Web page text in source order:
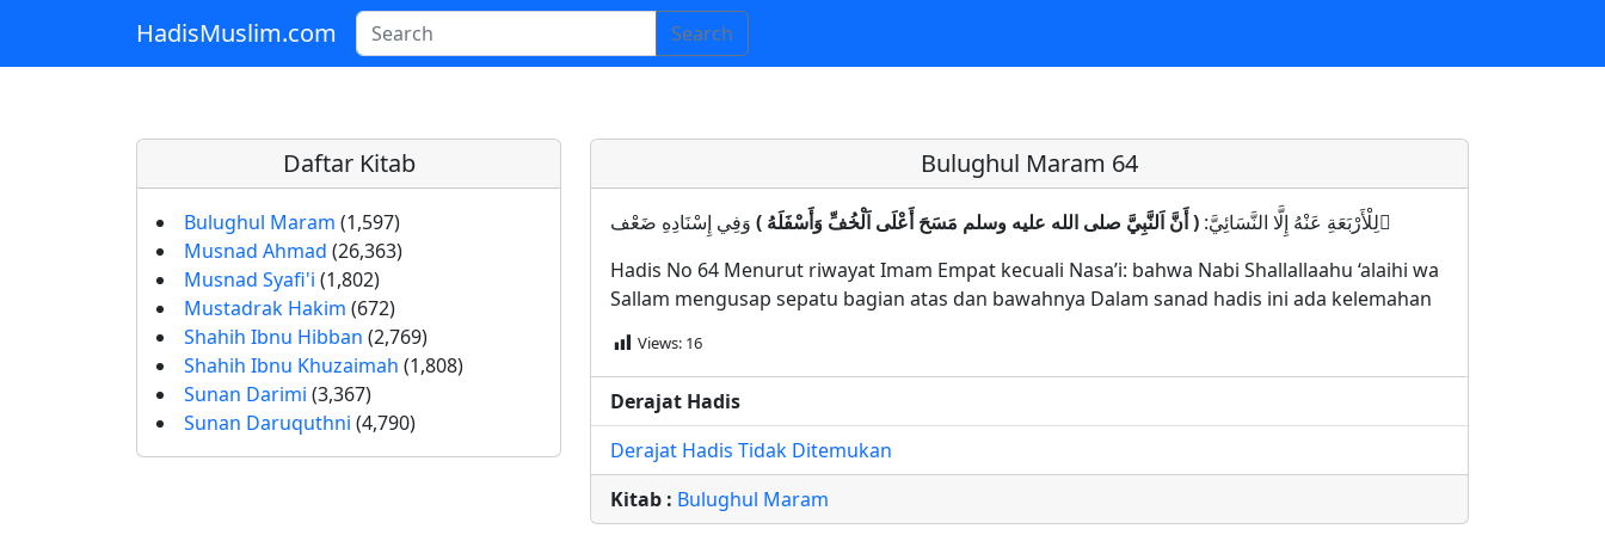
Skip to main contentHadisMuslim.com Search
Bulughul Maram 64
لِلْأَرْبَعَةِ عَنْهُ إِلَّا النَّسَائِيَّ: ( أَنَّ اَلنَّبِيَّ صلى الله عليه وسلم مَسَحَ أَعْلَى اَلْخُفِّ وَأَسْفَلَهُ )
وَفِي إِسْنَادِهِ ضَعْف ٌ
Hadis No 64 Menurut riwayat Imam Empat kecuali Nasa’i: bahwa Nabi Shallallaahu ‘alaihi wa
Sallam mengusap sepatu bagian atas dan bawahnya Dalam sanad hadis ini ada kelemahan
Views: 16
Derajat Hadis
Derajat Hadis Tidak Ditemukan
Kitab : Bulughul Maram
Daftar Kitab
Bulughul Maram (1,597)
Musnad Ahmad (26,363)
Musnad Syafi'i (1,802)
Mustadrak Hakim (672)
Shahih Ibnu Hibban (2,769)
Shahih Ibnu Khuzaimah (1,808)
Sunan Darimi (3,367)
Sunan Daruquthni (4,790)